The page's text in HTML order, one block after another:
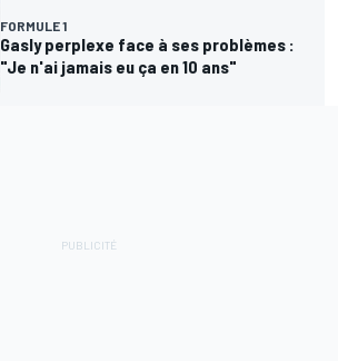
FORMULE 1
Gasly perplexe face à ses problèmes :
"Je n'ai jamais eu ça en 10 ans"